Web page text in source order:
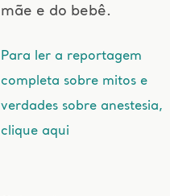
mãe e do bebê.
Para ler a reportagem
completa sobre mitos e
verdades sobre anestesia,
clique aqui